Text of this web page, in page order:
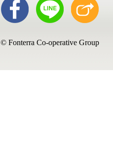
© Fonterra Co-operative Group